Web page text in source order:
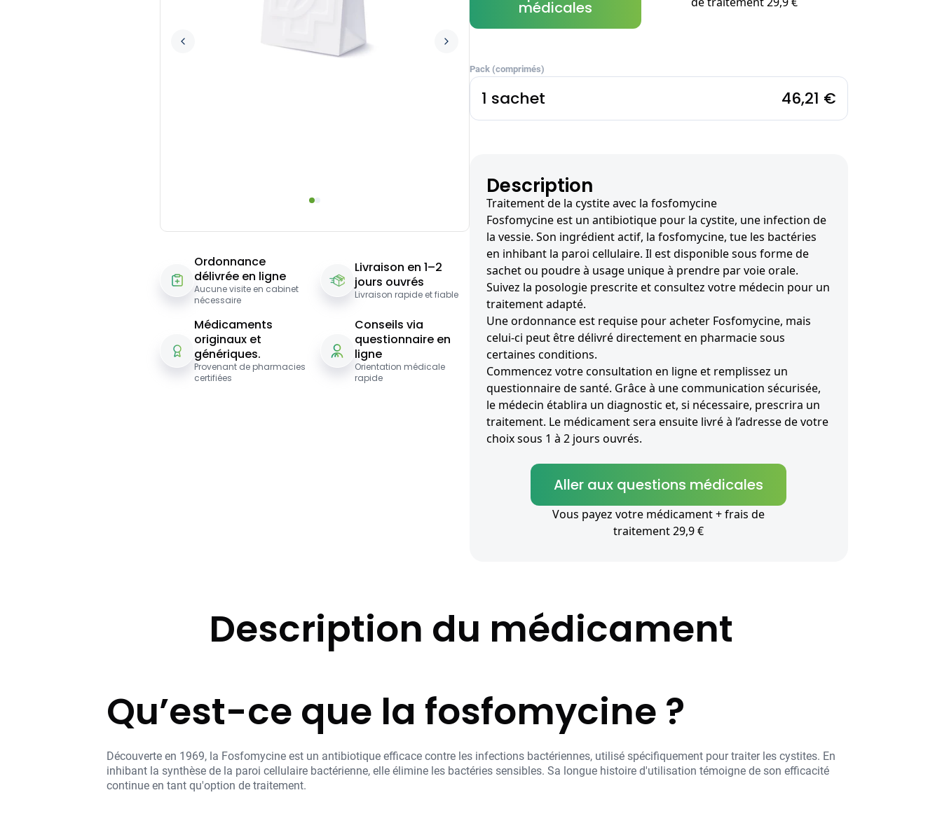
Ordonnance
délivrée en ligne
Aucune visite en cabinet
nécessaire
Livraison en 1–2
jours ouvrés
Livraison rapide et fiable
Médicaments
originaux et
génériques.
Provenant de pharmacies
certifiées
Conseils via
questionnaire en
ligne
Orientation médicale
rapide
médicales
Pack (comprimés)
1 sachet 46,21 €
Description
Traitement de la сystite avec la fosfomycine
Fosfomycine est un antibiotique pour la cystite, une infection de
la vessie. Son ingrédient actif, la fosfomycine, tue les bactéries
en inhibant la paroi cellulaire. Il est disponible sous forme de
sachet ou poudre à usage unique à prendre par voie orale.
Suivez la posologie prescrite et consultez votre médecin pour un
traitement adapté.
Une ordonnance est requise pour acheter Fosfomycine, mais
celui-ci peut être délivré directement en pharmacie sous
certaines conditions.
Commencez votre consultation en ligne et remplissez un
questionnaire de santé. Grâce à une communication sécurisée,
le médecin établira un diagnostic et, si nécessaire, prescrira un
traitement. Le médicament sera ensuite livré à l’adresse de votre
choix sous 1 à 2 jours ouvrés.
Aller aux questions médicales
Vous payez votre médicament + frais de
traitement 29,9 €
Description du médicament
Qu’est-ce que la fosfomycine ?
Découverte en 1969, la Fosfomycine est un antibiotique efficace contre les infections bactériennes, utilisé spécifiquement pour traiter les cystites. En
inhibant la synthèse de la paroi cellulaire bactérienne, elle élimine les bactéries sensibles. Sa longue histoire d'utilisation témoigne de son efficacité
continue en tant qu'option de traitement.